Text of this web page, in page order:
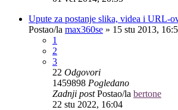
Upute za postanje slika, videa i URL-
Postao/la max360se » 15 stu 2013,
1
2
3
22 Odgovori
1459898 Pogledano
Zadnji postPostao/la bertone
22 stu 2022, 16:04